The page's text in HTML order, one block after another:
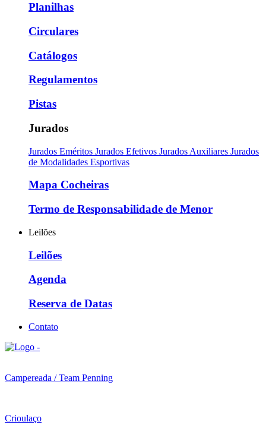
Planilhas
Circulares
Catálogos
Regulamentos
Pistas
Jurados
Jurados Eméritos Jurados Efetivos Jurados Auxiliares Jurados
de Modalidades Esportivas
Mapa Cocheiras
Termo de Responsabilidade de Menor
Leilões
Leilões
Agenda
Reserva de Datas
Contato
Campereada / Team Penning
Crioulaço